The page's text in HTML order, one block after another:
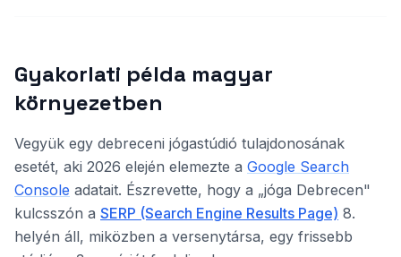
Gyakorlati példa magyar
környezetben
Vegyük egy debreceni jógastúdió tulajdonosának
esetét, aki 2026 elején elemezte a Google Search
Console adatait. Észrevette, hogy a „jóga Debrecen"
kulcsszón a SERP (Search Engine Results Page) 8.
helyén áll, miközben a versenytársa, egy frissebb